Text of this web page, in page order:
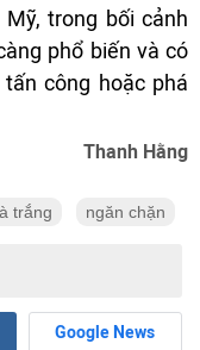
trong bối cảnh
phổ biến và có
công hoặc phá
Thanh Hằng
trắng ngăn chặn
Google News